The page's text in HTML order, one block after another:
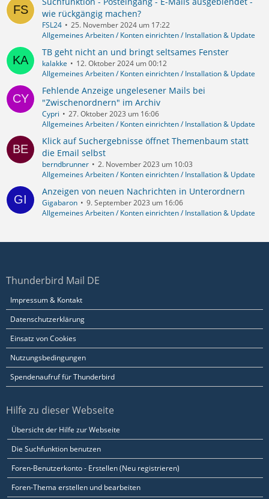
wie rückgängig machen?
FSL24
25. November 2024 um 17:22
Allgemeines Arbeiten / Konten einrichten / Installation & Update
TB geht nicht an und bringt seltsames Fenster
kalakke
12. Oktober 2024 um 00:12
Allgemeines Arbeiten / Konten einrichten / Installation & Update
Fehlende Anzeige ungelesener Mails bei
"Zwischenordnern" im Archiv
Cypri
27. Oktober 2023 um 16:06
Allgemeines Arbeiten / Konten einrichten / Installation & Update
Klick auf Suchergebnisse öffnet Themenbaum statt
die Email selbst
berndbrunner
2. November 2023 um 10:03
Allgemeines Arbeiten / Konten einrichten / Installation & Update
Anzeigen von neuen Nachrichten in Unterordnern
Gigabaron
9. September 2023 um 16:06
Allgemeines Arbeiten / Konten einrichten / Installation & Update
Thunderbird Mail DE
Impressum & Kontakt
Datenschutzerklärung
Einsatz von Cookies
Nutzungsbedingungen
Spendenaufruf für Thunderbird
Hilfe zu dieser Webseite
Übersicht der Hilfe zur Webseite
Die Suchfunktion benutzen
Foren-Benutzerkonto - Erstellen (Neu registrieren)
Foren-Thema erstellen und bearbeiten